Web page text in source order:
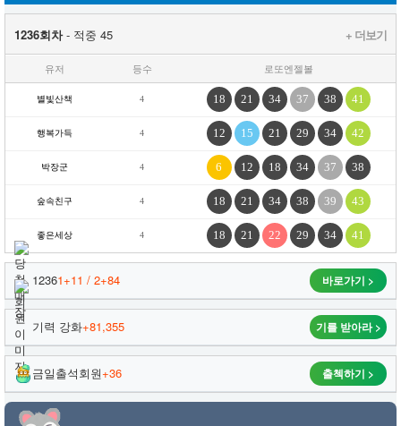
1236회차- 적중 45 + 더보기
유저 등수 로또엔젤볼
별빛산책 4 18 21 34 37 38 41
행복가득 4 12 15 21 29 34 42
박장군 4 6 12 18 34 37 38
숲속친구 4 18 21 34 38 39 43
좋은세상 4 18 21 22 29 34 41
12361+11 / 2+84 바로가기 >
기력 강화+81,355 기를 받아라 >
금일출석회원+36 출첵하기 >